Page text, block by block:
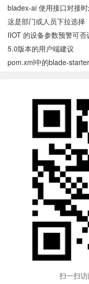
bladex-ai 使用接口对接
这是部门或人员下拉选择
IIOT 的设备参数预警可否
5.0版本的用户端建议
pom.xml中的blade-
扫一扫